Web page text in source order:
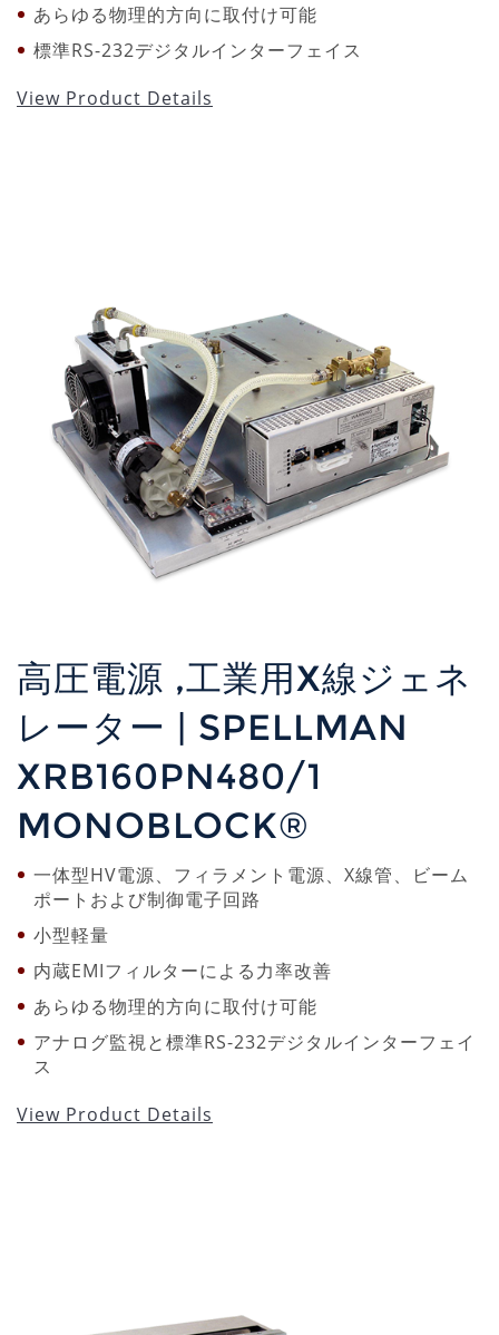
あらゆる物理的方向に取付け可能
標準RS-232デジタルインターフェイス
View Product Details
高圧電源 ,工業用X線ジェネ
レーター | SPELLMAN
XRB160PN480/1
MONOBLOCK®
一体型HV電源、フィラメント電源、X線管、ビーム
ポートおよび制御電子回路
小型軽量
内蔵EMIフィルターによる力率改善
あらゆる物理的方向に取付け可能
アナログ監視と標準RS-232デジタルインターフェイ
ス
View Product Details